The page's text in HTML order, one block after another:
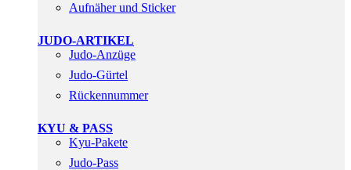
Aufnäher und Sticker
JUDO-ARTIKEL
Judo-Anzüge
Judo-Gürtel
Rückennummer
KYU & PASS
Kyu-Pakete
Judo-Pass